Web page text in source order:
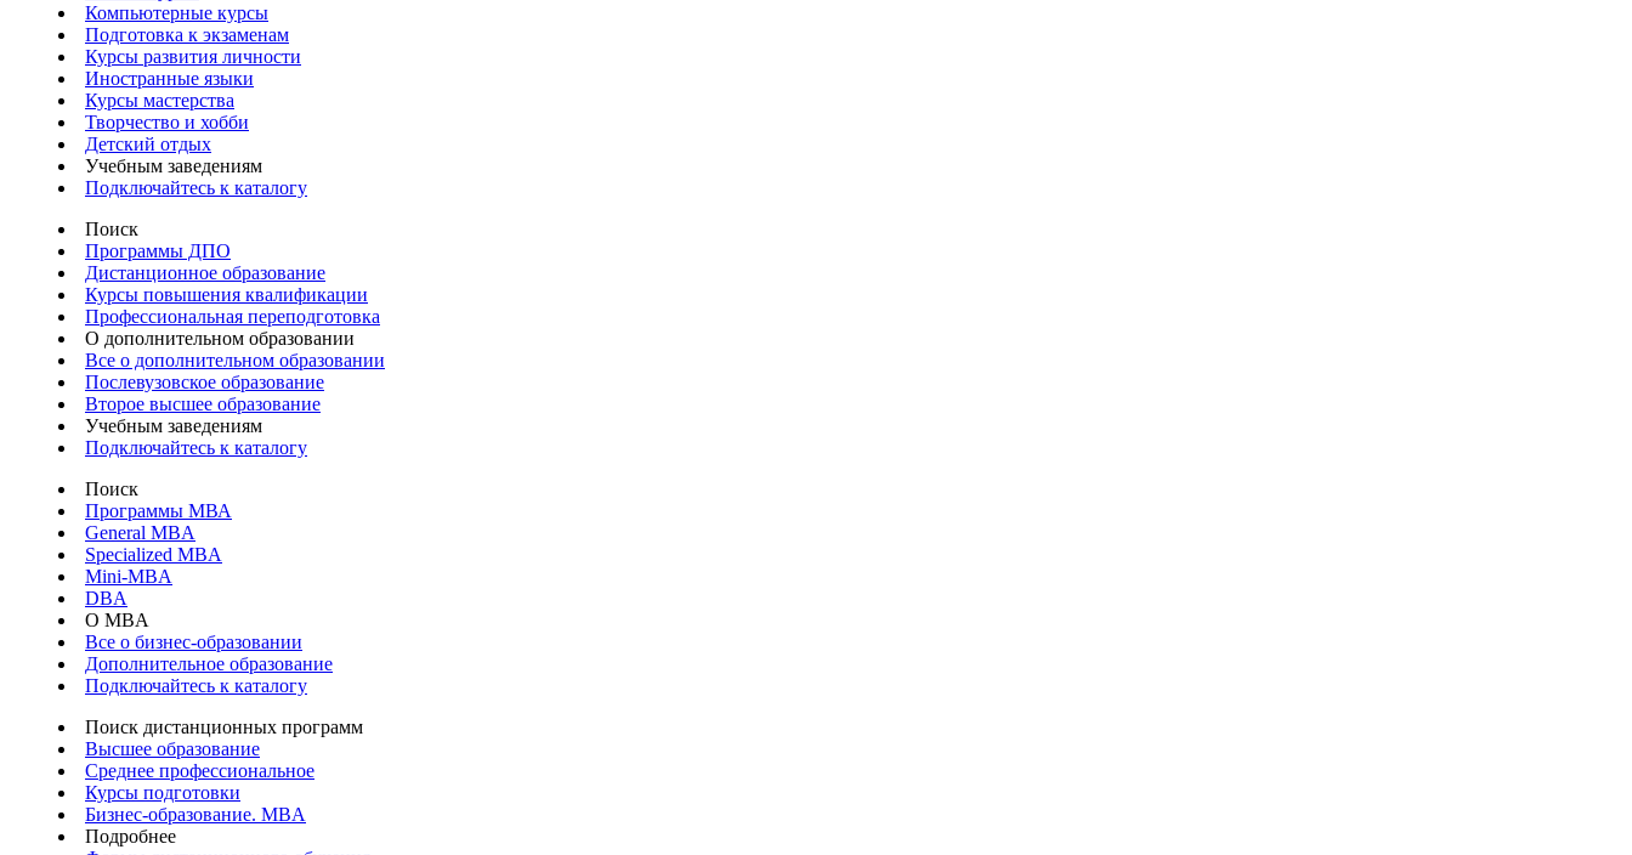
Компьютерные курсы
Подготовка к экзаменам
Курсы развития личности
Иностранные языки
Курсы мастерства
Творчество и хобби
Детский отдых
Учебным заведениям
Подключайтесь к каталогу
Поиск
Программы ДПО
Дистанционное образование
Курсы повышения квалификации
Профессиональная переподготовка
О дополнительном образовании
Все о дополнительном образовании
Послевузовское образование
Второе высшее образование
Учебным заведениям
Подключайтесь к каталогу
Поиск
Программы МВА
General MBA
Specialized MBA
Mini-MBA
DBA
О MBA
Все о бизнес-образовании
Дополнительное образование
Подключайтесь к каталогу
Поиск дистанционных программ
Высшее образование
Среднее профессиональное
Курсы подготовки
Бизнес-образование. MBA
Подробнее